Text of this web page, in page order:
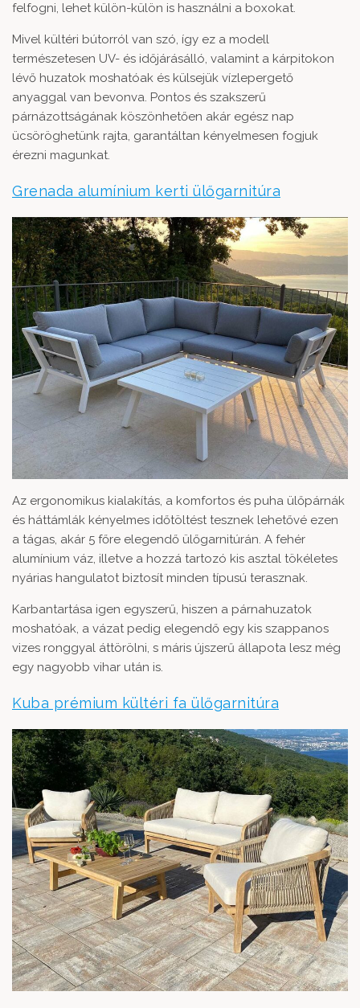
felfogni, lehet külön-külön is használni a boxokat.
Mivel kültéri bútorról van szó, így ez a modell
természetesen UV- és időjárásálló, valamint a kárpitokon
lévő huzatok moshatóak és külsejük vízlepergető
anyaggal van bevonva. Pontos és szakszerű
párnázottságának köszönhetően akár egész nap
ücsöröghetünk rajta, garantáltan kényelmesen fogjuk
érezni magunkat.
Grenada alumínium kerti ülőgarnitúra
Az ergonomikus kialakítás, a komfortos és puha ülőpárnák
és háttámlák kényelmes időtöltést tesznek lehetővé ezen
a tágas, akár 5 főre elegendő ülőgarnitúrán. A fehér
alumínium váz, illetve a hozzá tartozó kis asztal tökéletes
nyárias hangulatot biztosít minden típusú terasznak.
Karbantartása igen egyszerű, hiszen a párnahuzatok
moshatóak, a vázat pedig elegendő egy kis szappanos
vizes ronggyal áttörölni, s máris újszerű állapota lesz még
egy nagyobb vihar után is.
Kuba prémium kültéri fa ülőgarnitúra